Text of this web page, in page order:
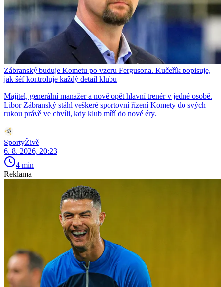
Zábranský buduje Kometu po vzoru Fergusona. Kučeřík popisuje,
jak šéf kontroluje každý detail klubu
Majitel, generální manažer a nově opět hlavní trenér v jedné osobě.
Libor Zábranský stáhl veškeré sportovní řízení Komety do svých
rukou právě ve chvíli, kdy klub míří do nové éry.
SportyŽivě
6. 8. 2026, 20:23
4 min
Reklama